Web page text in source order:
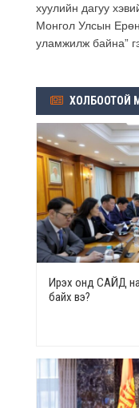
хуулийн дагуу
Монгол Улсын
уламжилж байна”
ХОЛБООТОЙ
Ирэх онд САЙД
байх вэ?